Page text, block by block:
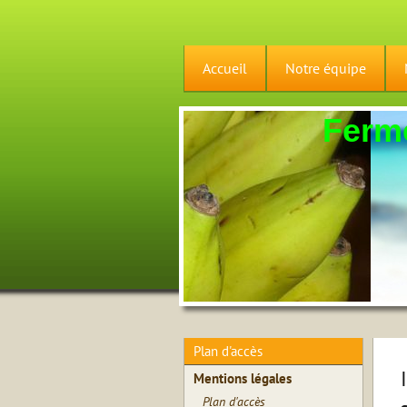
Accueil Notre équipe
Plan d'accès
Mentions légales
Plan d'accès